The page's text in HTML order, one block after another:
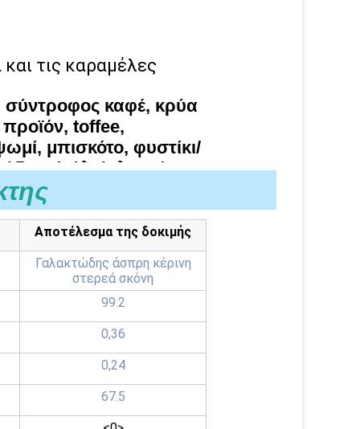
τις καραμέλες
σύντροφος καφέ, κρύα
toffee,
μπισκότο, φυστίκι/
(γάλα), λουκάνικα,
Αποτέλεσμα της δοκιμής
Γαλακτώδης άσπρη κέρινη
στερεά σκόνη
99.2
0,36
0,24
67.5